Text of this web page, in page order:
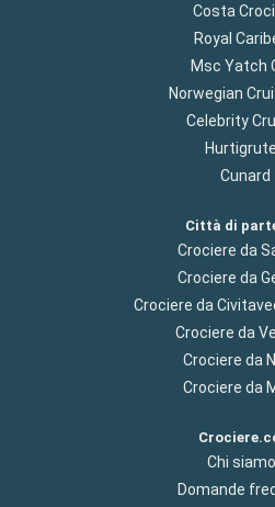
Costa
Royal
Msc Yatch
Norwegian
Celebrity
Cunard
Città di
Crociere da
Crociere da
Crociere da
Crociere da
Crociere da
Crociere da
Chi
Domande